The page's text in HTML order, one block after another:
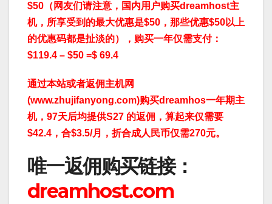
$50（ 网友们请注意，国内用户购买dreamhost主
机，所享受到的最大优惠是$50，那些优惠$50以上
的优惠码都是扯淡的），购买一年仅需支付：
$119.4 – $50 =$ 69.4
通过本站或者返佣主机网
(www.zhujifanyong.com)购买dreamhos一年期主
机，97天后均提供S27 的返佣，算起来仅需要
$42.4，合$3.5/月，折合成人民币仅需270元。
唯一返佣购买链接：
dreamhost.com